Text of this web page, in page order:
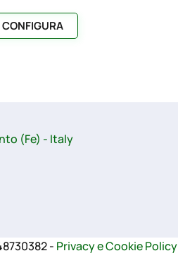
CONFIGURA
(Fe) - Italy
- Privacy e Cookie Policy